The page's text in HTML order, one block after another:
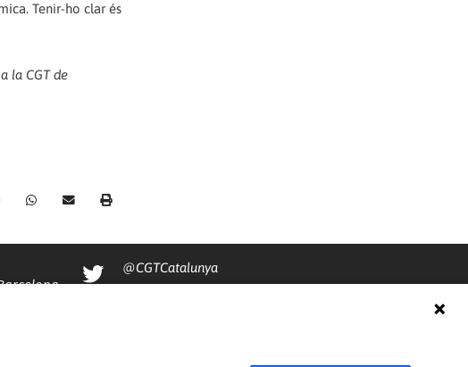
Tenir-ho clar és
la CGT de
@CGTCatalunya